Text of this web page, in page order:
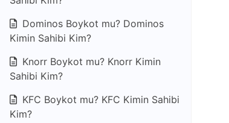
Dominos Boykot mu? Dominos
Kimin Sahibi Kim?
Knorr Boykot mu? Knorr Kimin
Sahibi Kim?
KFC Boykot mu? KFC Kimin Sahibi
Kim?